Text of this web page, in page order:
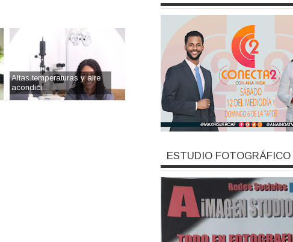
Altas temperaturas y aire
acondici...
ESTUDIO FOTOGRÁFICO